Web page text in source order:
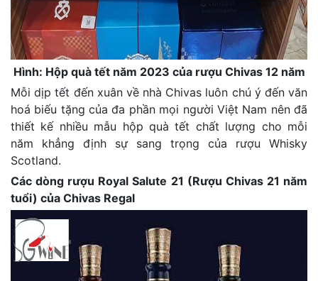
Hình: Hộp quà tết năm 2023 của rượu Chivas 12 năm
Mỗi dịp tết đến xuân về nhà Chivas luôn chú ý đến văn
hoá biếu tặng của đa phần mọi người Việt Nam nên đã
thiết kế nhiều mẫu hộp quà tết chất lượng cho mỗi
năm khẳng định sự sang trọng của rượu Whisky
Scotland.
Các dòng rượu Royal Salute 21 (Rượu Chivas 21 năm
tuổi) của Chivas Regal